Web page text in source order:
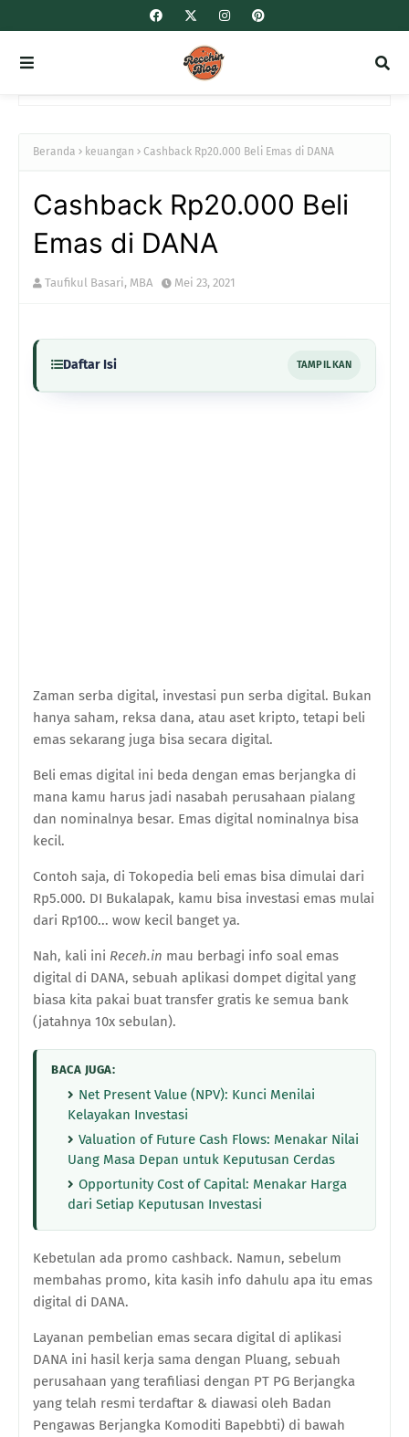
Beranda keuangan Cashback Rp20.000 Beli Emas di DANA
Cashback Rp20.000 Beli
Emas di DANA
Taufikul Basari, MBA Mei 23, 2021
Daftar Isi TAMPILKAN
Zaman serba digital, investasi pun serba digital. Bukan
hanya saham, reksa dana, atau aset kripto, tetapi beli
emas sekarang juga bisa secara digital.
Beli emas digital ini beda dengan emas berjangka di
mana kamu harus jadi nasabah perusahaan pialang
dan nominalnya besar. Emas digital nominalnya bisa
kecil.
Contoh saja, di Tokopedia beli emas bisa dimulai dari
Rp5.000. DI Bukalapak, kamu bisa investasi emas mulai
dari Rp100... wow kecil banget ya.
Nah, kali ini Receh.in mau berbagi info soal emas
digital di DANA, sebuah aplikasi dompet digital yang
biasa kita pakai buat transfer gratis ke semua bank
(jatahnya 10x sebulan).
BACA JUGA:
Net Present Value (NPV): Kunci Menilai
Kelayakan Investasi
Valuation of Future Cash Flows: Menakar Nilai
Uang Masa Depan untuk Keputusan Cerdas
Opportunity Cost of Capital: Menakar Harga
dari Setiap Keputusan Investasi
Kebetulan ada promo cashback. Namun, sebelum
membahas promo, kita kasih info dahulu apa itu emas
digital di DANA.
Layanan pembelian emas secara digital di aplikasi
DANA ini hasil kerja sama dengan Pluang, sebuah
perusahaan yang terafiliasi dengan PT PG Berjangka
yang telah resmi terdaftar & diawasi oleh Badan
Pengawas Berjangka Komoditi Bapebbti) di bawah